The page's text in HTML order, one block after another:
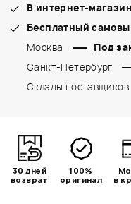
В интернет-
Бесплатный
Москва
Под
Санкт-Петербург
Склады поставщиков
30 дней
возврат
100%
оригинал
в